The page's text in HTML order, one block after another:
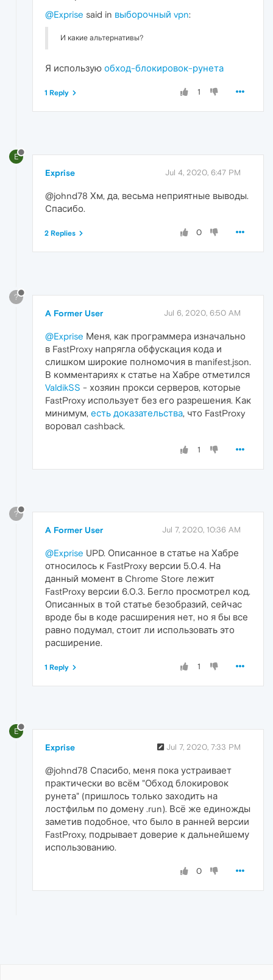
@Exprise said in выборочный vpn:
И какие альтернативы?
Я использую обход-блокировок-рунета
1
1 Reply
E
Exprise Jul 4, 2020, 6:47 PM
@johnd78 Хм, да, весьма неприятные выводы.
Спасибо.
0
2 Replies
?
A Former User Jul 6, 2020, 6:50 AM
@Exprise Меня, как программера изначально
в FastProxy напрягла обфускация кода и
слишком широкие полномочия в manifest.json.
В комментариях к статье на Хабре отметился
ValdikSS - хозяин прокси серверов, которые
FastProxy использует без его разрешения. Как
минимум, есть доказательства, что FastProxy
воровал cashback.
1
?
A Former User Jul 7, 2020, 10:36 AM
@Exprise UPD. Описанное в статье на Хабре
относилось к FastProxy версии 5.0.4. На
данный момент в Chrome Store лежит
FastProxy версии 6.0.3. Бегло просмотрел код.
Описанных в той статье безобразий, сейчас
вроде бы в коде расширения нет, но я бы все
равно подумал, стоит ли использовать это
расширение.
1
1 Reply
E
Exprise Jul 7, 2020, 7:33 PM
@johnd78 Спасибо, меня пока устраивает
практически во всём "Обход блокировок
рунета" (пришлось только заходить на
лостфильм по домену .run). Всё же единожды
заметив подобное, что было в ранней версии
FastProxy, подрывает доверие к дальнейшему
использованию.
0